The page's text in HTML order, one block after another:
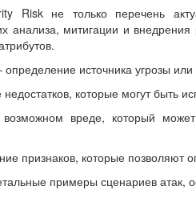
Risk не только перечень
анализа, митигации и
источника угрозы или
которые могут быть
вреде, который может
признаков, которые позволяют
примеры сценариев атак,